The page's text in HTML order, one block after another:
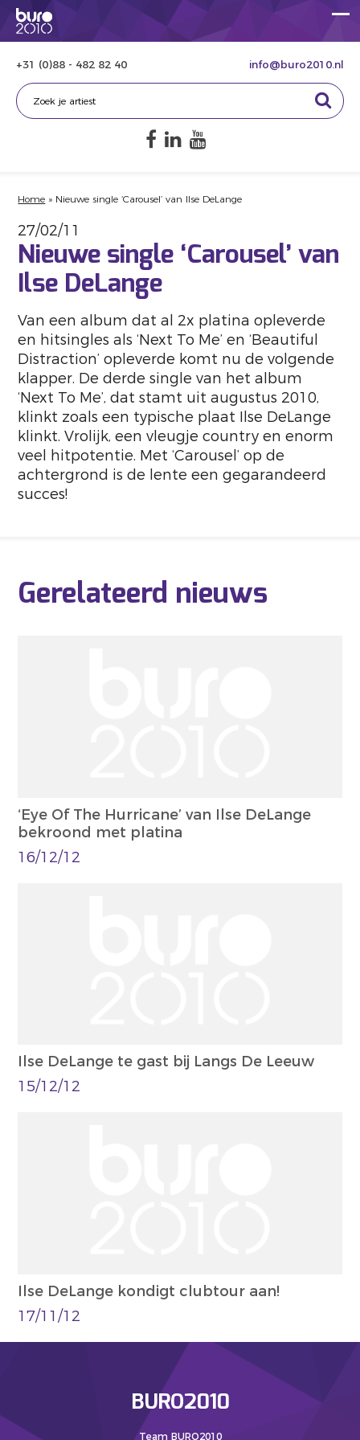
+31 (0)88 - 482 82 40 info@buro2010.nl
Home » Nieuwe single ‘Carousel’ van Ilse DeLange
27/02/11
Nieuwe single ‘Carousel’ van
Ilse DeLange
Van een album dat al 2x platina opleverde
en hitsingles als ‘Next To Me’ en ‘Beautiful
Distraction’ opleverde komt nu de volgende
klapper. De derde single van het album
‘Next To Me’, dat stamt uit augustus 2010,
klinkt zoals een typische plaat Ilse DeLange
klinkt. Vrolijk, een vleugje country en enorm
veel hitpotentie. Met ‘Carousel’ op de
achtergrond is de lente een gegarandeerd
succes!
Gerelateerd nieuws
‘Eye Of The Hurricane’ van Ilse DeLange
bekroond met platina
16/12/12
Ilse DeLange te gast bij Langs De Leeuw
15/12/12
Ilse DeLange kondigt clubtour aan!
17/11/12
BURO2010
Team BURO2010